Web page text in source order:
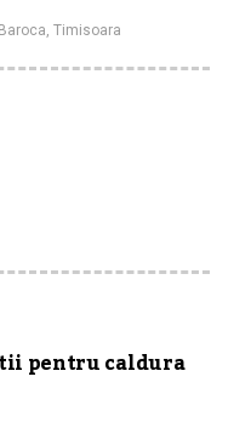
, Timisoara
pentru caldura